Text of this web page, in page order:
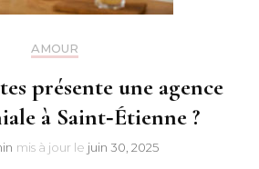
AMOUR
présente une agence
à Saint‑Étienne ?
mis à jour le juin 30, 2025